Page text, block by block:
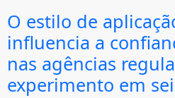
O estilo de
influencia a
nas agências
experimento em